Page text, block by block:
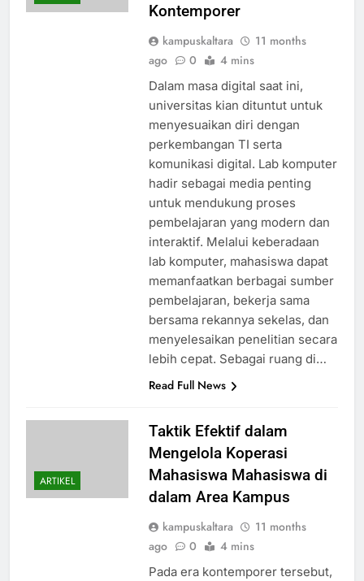
Kontemporer
kampuskaltara
11 months
ago
0 4 mins
Dalam masa digital saat ini,
universitas kian dituntut untuk
menyesuaikan diri dengan
perkembangan TI serta
komunikasi digital. Lab komputer
hadir sebagai media penting
untuk mendukung proses
pembelajaran yang modern dan
interaktif. Melalui keberadaan
lab komputer, mahasiswa dapat
memanfaatkan berbagai sumber
pembelajaran, bekerja sama
bersama rekannya sekelas, dan
menyelesaikan penelitian secara
lebih cepat. Sebagai ruang di…
Read Full News
ARTIKEL
Taktik Efektif dalam
Mengelola Koperasi
Mahasiswa Mahasiswa di
dalam Area Kampus
kampuskaltara
11 months
ago
0 4 mins
Pada era kontemporer tersebut,